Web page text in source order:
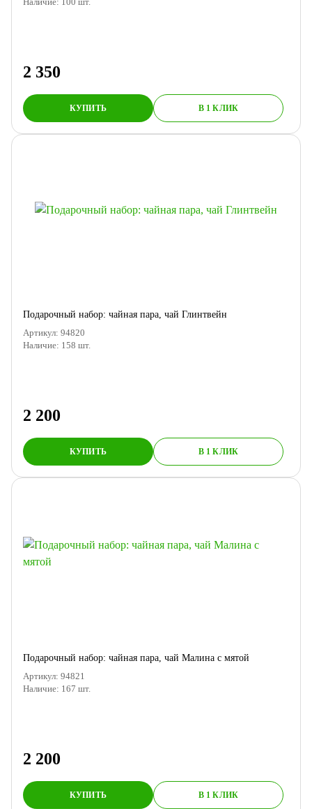
2 350
КУПИТЬ В 1 КЛИК
Подарочный набор: чайная пара, чай Глинтвейн
Артикул: 94820
Наличие: 158 шт.
2 200
КУПИТЬ В 1 КЛИК
Подарочный набор: чайная пара, чай Малина с мятой
Артикул: 94821
Наличие: 167 шт.
2 200
КУПИТЬ В 1 КЛИК